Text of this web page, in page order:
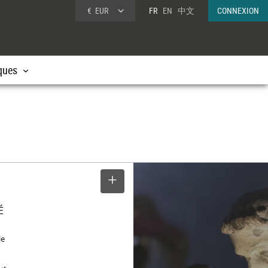
€ EUR FR EN 中文 CONNEXION